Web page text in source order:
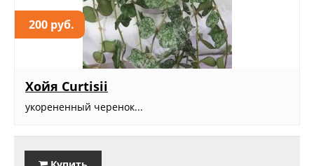
200 руб.
Хойя Curtisii
укорененный черенок...